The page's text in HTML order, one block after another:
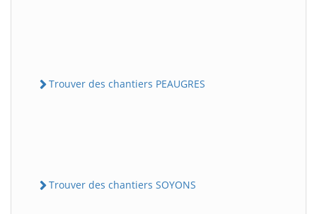
Trouver des chantiers PEAUGRES
Trouver des chantiers SOYONS